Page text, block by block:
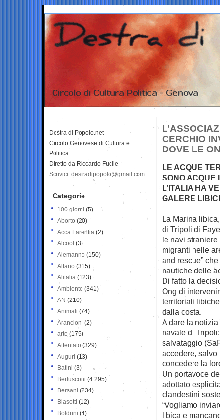
CERCHIO
DOVE LE
LE ACQUE
SONO ACQUE
L’ITALIA HA
GALERE
La Marina
di Tripoli di
le navi
migranti nelle
and rescue”
nautiche delle
Di fatto la
Ong di
territoriali
dalla costa.
A dare la
navale di
salvataggio
accedere, salvo
concedere la
Un portavoce
adottato
clandestini
“Vogliamo
libica e
Destra di Popolo.net
Circolo Genovese di Cultura e
Politica
Diretto da Riccardo Fucile
Scrivici: destradipopolo@gmail.com
Categorie
100 giorni (5)
Aborto (20)
Acca Larentia (2)
Alcool (3)
Alemanno (150)
Alfano (315)
Alitalia (123)
Ambiente (341)
AN (210)
Animali (74)
Arancioni (2)
arte (175)
Attentato (329)
Auguri (13)
Batini (3)
Berlusconi (4.295)
Bersani (234)
Biasotti (12)
Boldrini (4)